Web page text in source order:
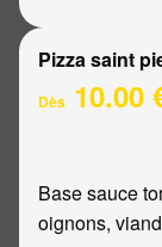
Pizza saint
Dès 10.00
Base sauce
oignons,